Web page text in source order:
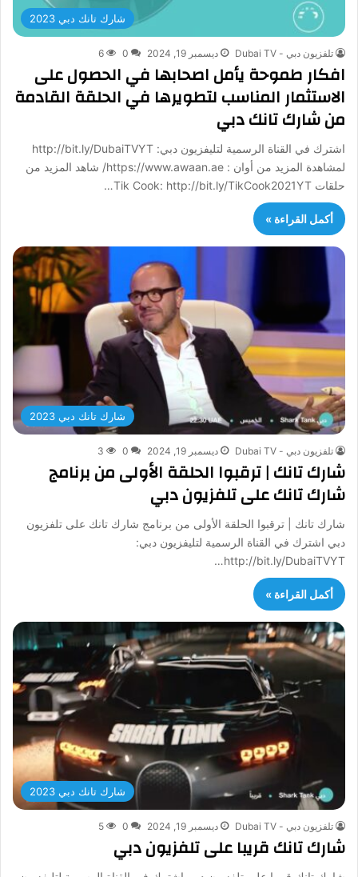
شارك تانك دبي 2023
تلفزيون دبي - Dubai TV ديسمبر 19, 2024 0
6
افكار طموحة يأمل اصحابها في الحصول على
الاستثمار المناسب لتطويرها في الحلقة القادمة
من شارك تانك دبي
اشترك في القناة الرسمية لتليفزيون دبي: http://bit.ly/DubaiTVYT
لمشاهدة المزيد من أوان : https://www.awaan.ae/ شاهد المزيد من
حلقات Tik Cook: http://bit.ly/TikCook2021YT…
أكمل القراءة »
شارك تانك دبي 2023
تلفزيون دبي - Dubai TV ديسمبر 19, 2024 0
3
شارك تانك | ترقبوا الحلقة الأولى من برنامج
شارك تانك على تلفزيون دبي
شارك تانك | ترقبوا الحلقة الأولى من برنامج شارك تانك على تلفزيون
دبي اشترك في القناة الرسمية لتليفزيون دبي:
http://bit.ly/DubaiTVYT…
أكمل القراءة »
شارك تانك دبي 2023
تلفزيون دبي - Dubai TV ديسمبر 19, 2024 0
5
شارك تانك قريبا على تلفزيون دبي